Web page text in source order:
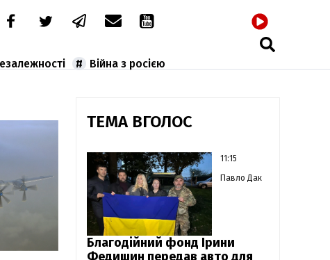
Війна з росією
ТЕМА ВГОЛОС
11:15
Павло Дак
Благодійний фонд Ірини
Федишин передав авто для